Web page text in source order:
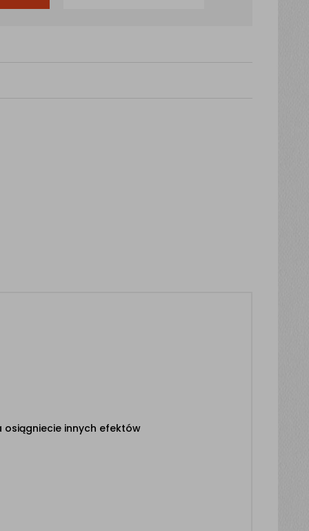
osiągniecie innych efektów